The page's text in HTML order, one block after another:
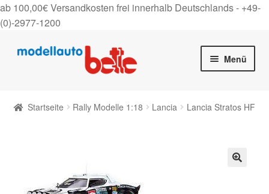
ab 100,00€ Versandkosten frei innerhalb Deutschlands - +49-
(0)-2977-1200
Zur
Zum
Menü
Über uns
Startseite Rally Modelle 1:18 Lancia Lancia Stratos HF